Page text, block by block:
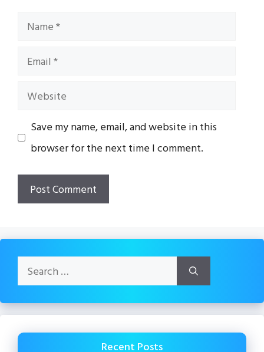
Name
Email
Website
Save my name, email, and website in this
browser for the next time I comment.
Search
for:
Recent Posts